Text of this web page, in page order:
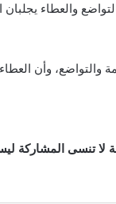
والعطاء يجلبان
والتواضع، وأن
لا تنسى المشاركة